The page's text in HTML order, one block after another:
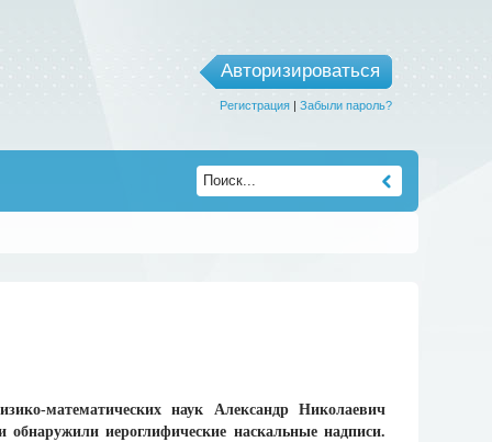
Авторизироваться
Регистрация| Забыли пароль?
математических наук Александр Николаевич
иероглифические наскальные надписи.